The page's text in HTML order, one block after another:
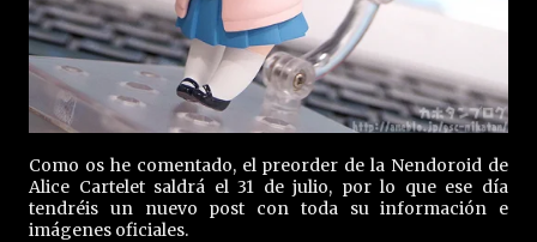
Como os he comentado, el preorder de la Nendoroid de
Alice Cartelet saldrá el 31 de julio, por lo que ese día
tendréis un nuevo post con toda su información e
imágenes oficiales.